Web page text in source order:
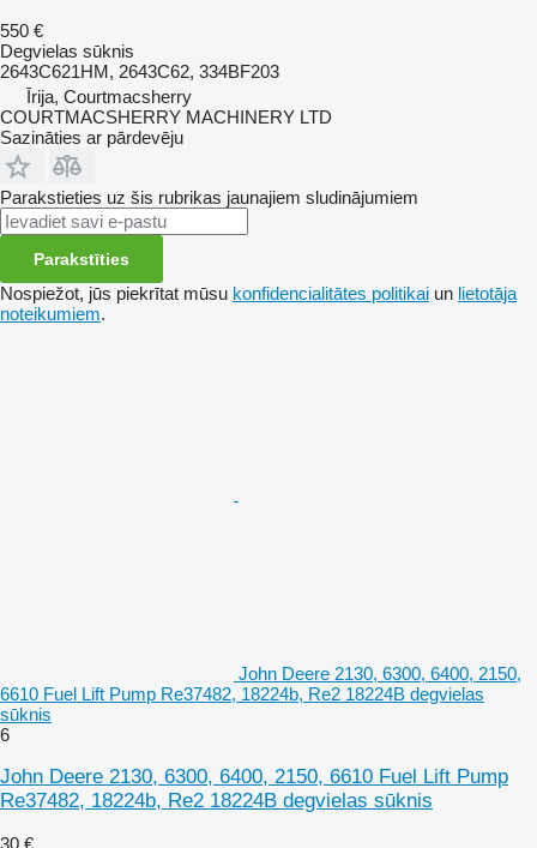
550 €
Degvielas sūknis
2643C621HM, 2643C62, 334BF203
Īrija, Courtmacsherry
COURTMACSHERRY MACHINERY LTD
Sazināties ar pārdevēju
Parakstieties uz šis rubrikas jaunajiem sludinājumiem
Parakstīties
Nospiežot, jūs piekrītat mūsu konfidencialitātes politikai un lietotāja
noteikumiem.
John Deere 2130, 6300, 6400, 2150,
6610 Fuel Lift Pump Re37482, 18224b, Re2 18224B degvielas
sūknis
6
John Deere 2130, 6300, 6400, 2150, 6610 Fuel Lift Pump
Re37482, 18224b, Re2 18224B degvielas sūknis
30 €